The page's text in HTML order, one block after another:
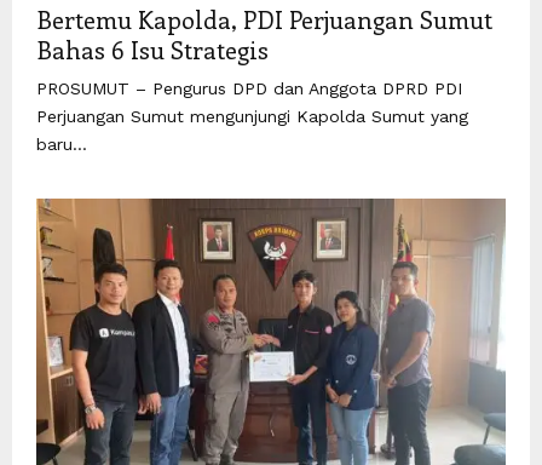
Bertemu Kapolda, PDI Perjuangan Sumut
Bahas 6 Isu Strategis
PROSUMUT – Pengurus DPD dan Anggota DPRD PDI
Perjuangan Sumut mengunjungi Kapolda Sumut yang
baru...